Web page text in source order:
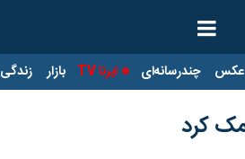
عکس چندرسانه‌ای ایرنا TV بازار زندگی